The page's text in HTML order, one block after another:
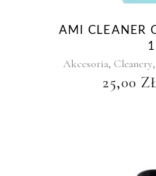
AMI CLEANER
Akcesoria, Cleanery,
25,00